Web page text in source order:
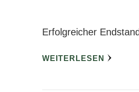
Erfolgreicher
WEITERLESEN